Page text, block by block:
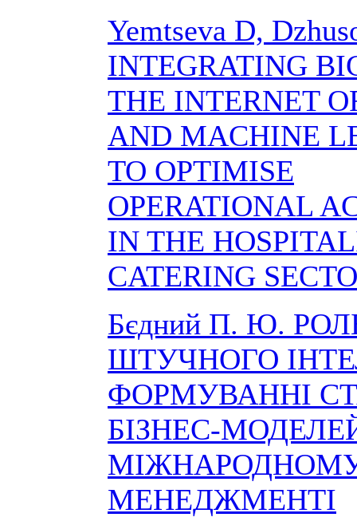
Yemtseva D,
INTEGRATING
THE INTERNET
AND MACHINE
TO OPTIMISE
OPERATIONAL
IN THE
CATERING
Бєдний П. Ю.
ШТУЧНОГО
ФОРМУВАННІ
БІЗНЕС-
МЕНЕДЖМЕНТІ